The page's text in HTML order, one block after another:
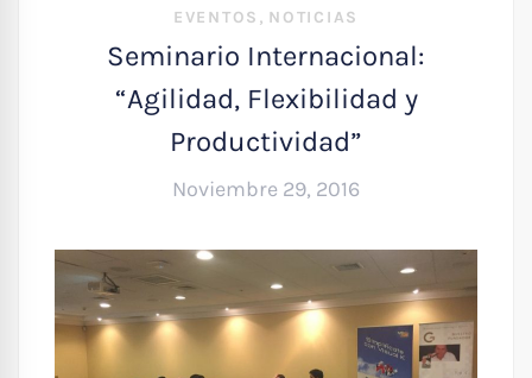
EVENTOS , NOTICIAS
Seminario Internacional:
“Agilidad, Flexibilidad y
Productividad”
Noviembre 29, 2016